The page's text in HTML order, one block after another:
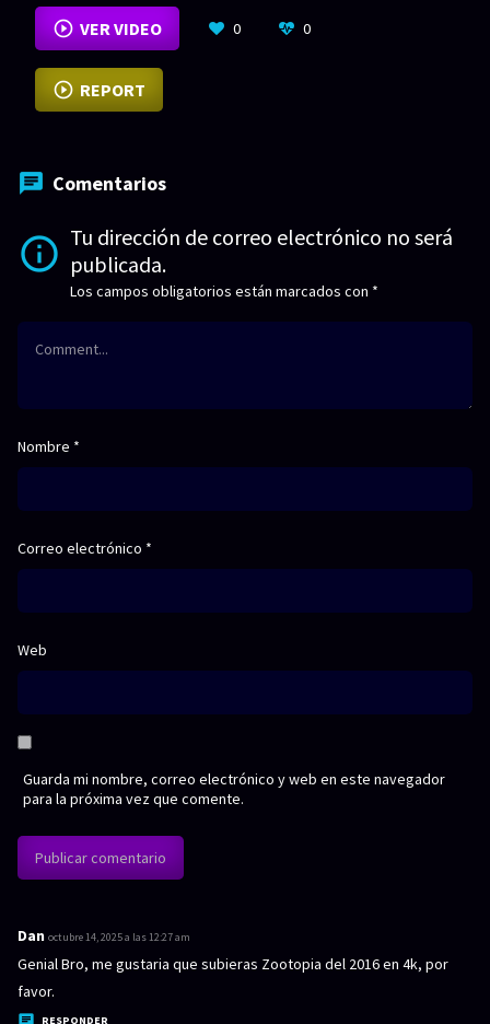
VER MÁS
VER VIDEO 0 0
REPORT
Comentarios
Tu dirección de correo electrónico no será
publicada.
Los campos obligatorios están marcados con *
Nombre *
Correo electrónico *
Web
Guarda mi nombre, correo electrónico y web en este navegador
para la próxima vez que comente.
Dand
i
c
e
octubre 14, 2025 a las 12:27 am
Genial Bro, me gustaria que subieras Zootopia del 2016 en 4k, por
favor.
RESPONDER